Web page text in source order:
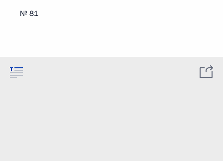
№ 81